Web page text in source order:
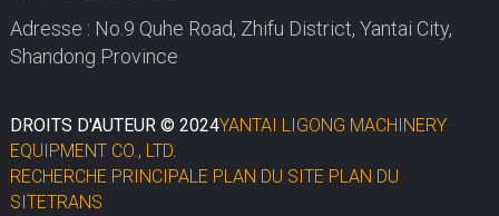
Adresse : No.9 Quhe Road, Zhifu District, Yantai City,
Shandong Province
DROITS D'AUTEUR © 2024YANTAI LIGONG MACHINERY
EQUIPMENT CO., LTD.
RECHERCHE PRINCIPALE PLAN DU SITE PLAN DU
SITETRANS